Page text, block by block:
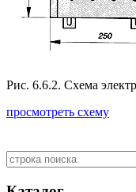
Рис. 6.6.2. Схема
просмотреть схему